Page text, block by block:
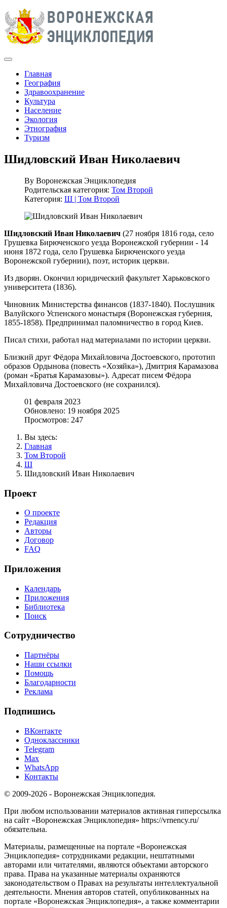
Главная
География
Здравоохранение
Культура
Население
Экология
Этнография
Туризм
Шидловский Иван Николаевич
By Воронежская Энциклопедия
Родительская категория: Том Второй
Категория: Ш | Том Второй
Шидловский Иван Николаевич (27 ноября 1816 года, село
Грушевка Бирюченского уезда Воронежской губернии - 14
июня 1872 года, село Грушевка Бирюченского уезда
Воронежской губернии), поэт, историк церкви.
Из дворян. Окончил юридический факультет Харьковского
университета (1836).
Чиновник Министерства финансов (1837-1840). Послушник
Валуйского Успенского монастыря (Воронежская губерния,
1855-1858). Предпринимал паломничество в город Киев.
Писал стихи, работал над материалами по истории церкви.
Близкий друг Фёдора Михайловича Достоевского, прототип
образов Ордынова (повесть «Хозяйка»), Дмитрия Карамазова
(роман «Братья Карамазовы»). Адресат писем Фёдора
Михайловича Достоевского (не сохранился).
01 февраля 2023
Обновлено: 19 ноября 2025
Просмотров: 247
Вы здесь:
Главная
Том Второй
Ш
Шидловский Иван Николаевич
Проект
О проекте
Редакция
Авторы
Договор
FAQ
Приложения
Календарь
Приложения
Библиотека
Поиск
Сотрудничество
Партнёры
Наши ссылки
Помощь
Благодарности
Реклама
Подпишись
ВКонтакте
Одноклассники
Telegram
Max
WhatsApp
Контакты
© 2009-2026 - Воронежская Энциклопедия.
При любом использовании материалов активная гиперссылка
на сайт «Воронежская Энциклопедия» https://vrnency.ru/
обязательна.
Материалы, размещенные на портале «Воронежская
Энциклопедия» сотрудниками редакции, нештатными
авторами или читателями, являются объектами авторского
права. Права на указанные материалы охраняются
законодательством о Правах на результаты интеллектуальной
деятельности. Мнения авторов статей, опубликованных на
портале «Воронежская Энциклопедия», а также комментарии